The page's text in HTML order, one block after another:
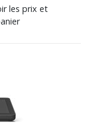
les prix et